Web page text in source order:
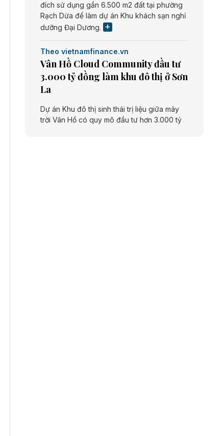
đích sử dụng gần 6.500 m2 đất tại phường
Rạch Dừa để làm dự án Khu khách sạn nghỉ
dưỡng Đại Dương.
Theo vietnamfinance.vn
Vân Hồ Cloud Community đầu tư
3.000 tỷ đồng làm khu đô thị ở Sơn
La
Dự án Khu đô thị sinh thái trị liệu giữa mây
trời Vân Hồ có quy mô đầu tư hơn 3.000 tỷ